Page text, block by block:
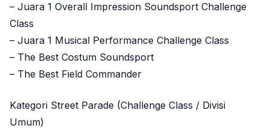
– Juara 1 Overall Impression Soundsport Challenge
Class
– Juara 1 Musical Performance Challenge Class
– The Best Costum Soundsport
– The Best Field Commander
Kategori Street Parade (Challenge Class / Divisi
Umum)